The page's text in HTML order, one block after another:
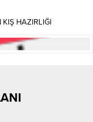
HAZIRLIĞI